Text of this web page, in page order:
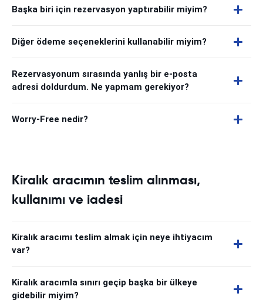
Başka biri için rezervasyon yaptırabilir miyim?
Diğer ödeme seçeneklerini kullanabilir miyim?
Rezervasyonum sırasında yanlış bir e-posta
adresi doldurdum. Ne yapmam gerekiyor?
Worry-Free nedir?
Kiralık aracımın teslim alınması,
kullanımı ve iadesi
Kiralık aracımı teslim almak için neye ihtiyacım
var?
Kiralık aracımla sınırı geçip başka bir ülkeye
gidebilir miyim?